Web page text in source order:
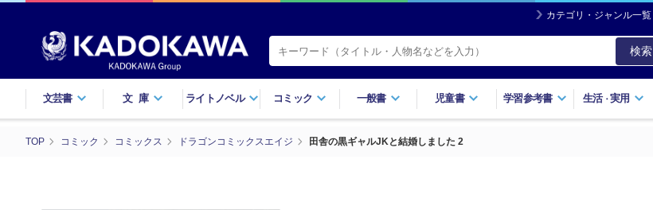
カテゴリ・ジャンル一覧
検索
文芸書 文庫 ライトノベル コミック 一般書 児童書 学習参考書 生活・実用
TOP コミック コミックス ドラゴンコミックスエイジ 田舎の黒ギャルJKと結婚しました 2